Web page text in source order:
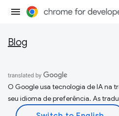
Blog
O Google usa tecnologia de IA na
seu idioma de preferência. As